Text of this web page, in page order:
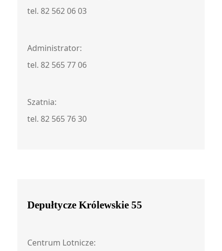
tel. 82 562 06 03
Administrator:
tel. 82 565 77 06
Szatnia:
tel. 82 565 76 30
Depułtycze Królewskie 55
Centrum Lotnicze: